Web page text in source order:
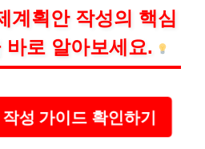
계획안 작성의 핵심
바로 알아보세요.
성 가이드 확인하기